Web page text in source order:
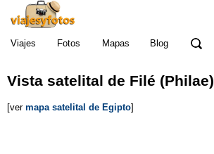
Viajes Fotos Mapas Blog
Vista satelital de Filé (Philae)
[ver mapa satelital de Egipto]